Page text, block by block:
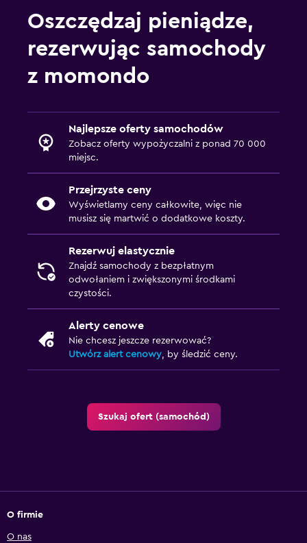
Oszczędzaj pieniądze,
rezerwując samochody
z momondo
Najlepsze oferty samochodów
Zobacz oferty wypożyczalni z ponad 70 000
miejsc.
Przejrzyste ceny
Wyświetlamy ceny całkowite, więc nie
musisz się martwić o dodatkowe koszty.
Rezerwuj elastycznie
Znajdź samochody z bezpłatnym
odwołaniem i zwiększonymi środkami
czystości.
Alerty cenowe
Nie chcesz jeszcze rezerwować?
Utwórz alert cenowy, by śledzić ceny.
Szukaj ofert (samochód)
O firmie
O nas